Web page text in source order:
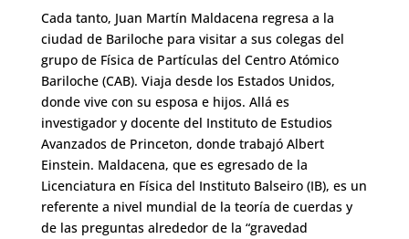
Cada tanto, Juan Martín Maldacena regresa a la
ciudad de Bariloche para visitar a sus colegas del
grupo de Física de Partículas del Centro Atómico
Bariloche (CAB). Viaja desde los Estados Unidos,
donde vive con su esposa e hijos. Allá es
investigador y docente del Instituto de Estudios
Avanzados de Princeton, donde trabajó Albert
Einstein. Maldacena, que es egresado de la
Licenciatura en Física del Instituto Balseiro (IB), es un
referente a nivel mundial de la teoría de cuerdas y
de las preguntas alrededor de la “gravedad